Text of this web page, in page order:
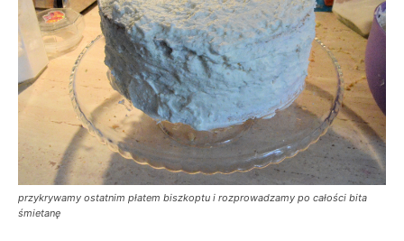
przykrywamy ostatnim płatem biszkoptu i rozprowadzamy po całości bita
śmietanę